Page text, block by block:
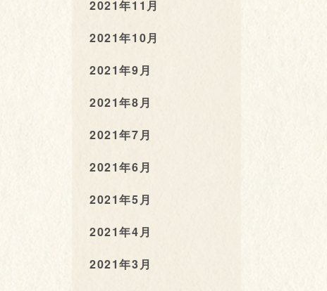
2021年11月
2021年10月
2021年9月
2021年8月
2021年7月
2021年6月
2021年5月
2021年4月
2021年3月